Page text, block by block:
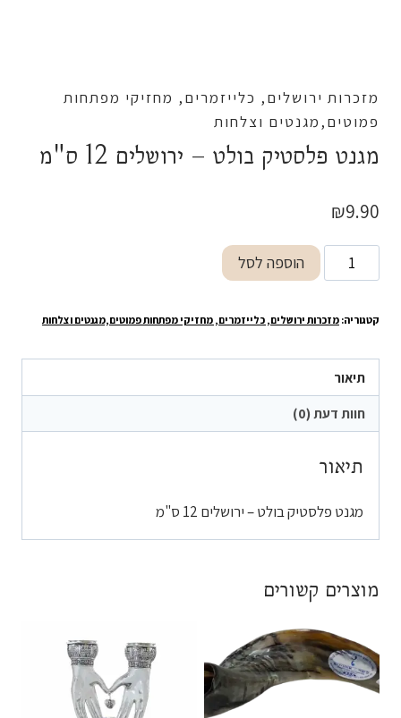
מזכרות ירושלים, כלייזמרים, מחזיקי מפתחות
פמוטים,מגנטים וצלחות
מגנט פלסטיק בולט – ירושלים 12 ס"מ
₪9.90
כמות
של
פלסטיק
ירושלים
הוספה לסל
קטגוריה: מזכרות ירושלים, כלייזמרים, מחזיקי מפתחות פמוטים,מגנטים וצלחות
תיאור
חוות דעת (0)
תיאור
מגנט פלסטיק בולט – ירושלים 12 ס"מ
מוצרים קשורים